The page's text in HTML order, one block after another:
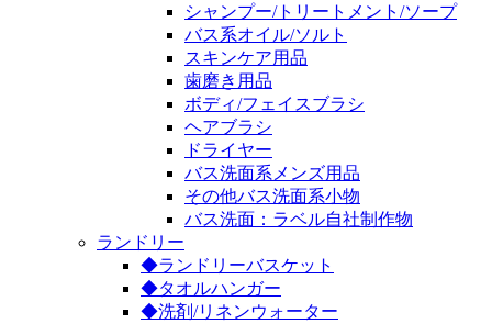
シャンプー/トリートメント/ソープ
バス系オイル/ソルト
スキンケア用品
歯磨き用品
ボディ/フェイスブラシ
ヘアブラシ
ドライヤー
バス洗面系メンズ用品
その他バス洗面系小物
バス洗面：ラベル自社制作物
ランドリー
◆ランドリーバスケット
◆タオルハンガー
◆洗剤/リネンウォーター